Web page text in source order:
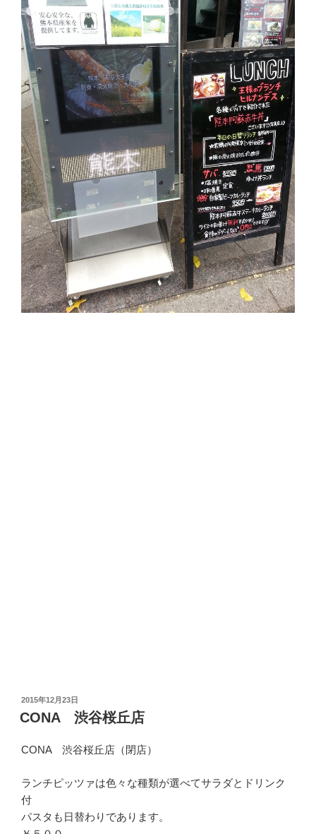
投
稿
日:
2015年12月23日
CONA 渋谷桜丘店
CONA 渋谷桜丘店（閉店）
ランチピッツァは色々な種類が選べてサラダとドリンク
付
パスタも日替わりであります。